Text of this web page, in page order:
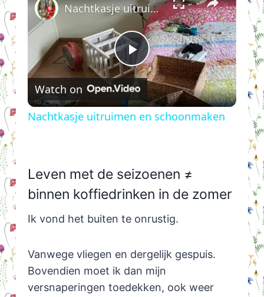
Play
Video
Nachtkasje uitruimen en schoonmaken
Watch on
Nachtkasje uitruimen en schoonmaken
Leven met de seizoenen ≠
binnen koffiedrinken in de zomer
Ik vond het buiten te onrustig.
Vanwege vliegen en dergelijk gespuis.
Bovendien moet ik dan mijn
versnaperingen toedekken, ook weer